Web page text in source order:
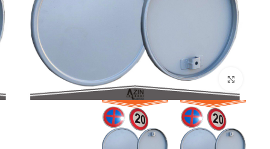
بزرگنمایی تصویر